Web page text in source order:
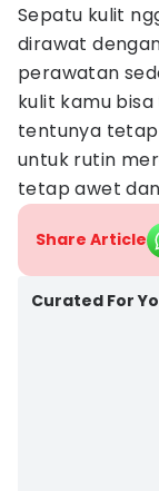
Sepatu kulit
dirawat
perawatan
kulit kamu
tentunya
untuk rutin
tetap awet
Share Article
Curated For